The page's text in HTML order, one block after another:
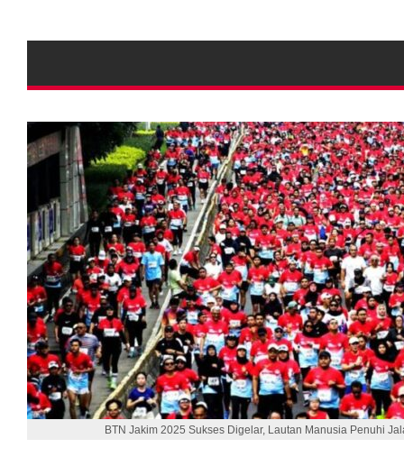
BTN Jakim 2025 Sukses Digelar, Lautan Manusia Penuhi